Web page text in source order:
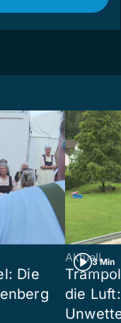
Die
3 Min
Aktuell
die